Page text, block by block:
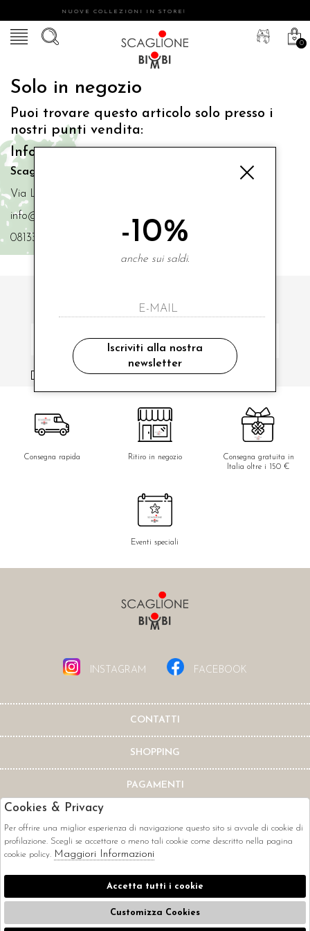
NUOVE COLLEZIONI IN STORE!
0
Solo in negozio
Puoi trovare questo articolo solo presso i
nostri punti vendita:
Info contatti
Scaglione Bimbi di Iacono Maria Angela
Via Luigi Mazzella,73 80077 Ischia
info@scaglionebimbi.com
0813331162
ISCRIVITI ALLA NOSTRA NEWSLETTER
ho letto ed accettato le condizioni sulla privacy.
Consegna rapida Ritiro in negozio
Consegna gratuita in
Italia oltre i 150 €
Eventi speciali
INSTAGRAM FACEBOOK
CONTATTI
SHOPPING
PAGAMENTI
CORRIERI
-10%
anche sui saldi.
Iscriviti alla nostra
newsletter
Cookies & Privacy
Per offrire una miglior esperienza di navigazione questo sito si avvale di cookie di
profilazione. Scegli se accettare o meno tali cookie come descritto nella pagina
cookie policy. Maggiori Informazioni
Accetta tutti i cookie
Customizza Cookies